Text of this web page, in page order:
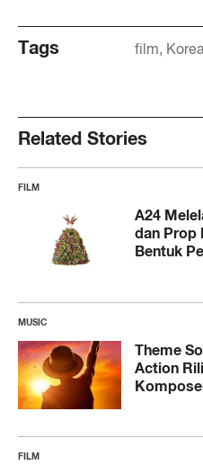
Tags film
Related Stories
FILM
A24
dan Prop
Bentuk
MUSIC
Theme
Action
FILM